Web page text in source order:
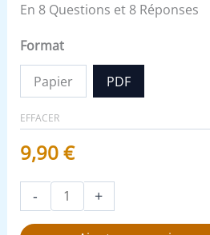
En 8 Questions et 8 Réponses
Format
Papier PDF
EFFACER
9,90€
- +